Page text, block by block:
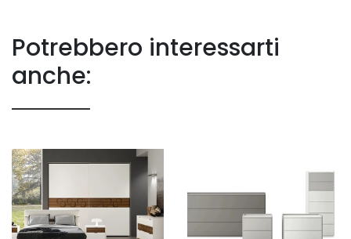
Potrebbero interessarti
anche: